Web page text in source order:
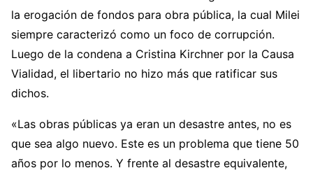
la erogación de fondos para obra pública, la cual Milei
siempre caracterizó como un foco de corrupción.
Luego de la condena a Cristina Kirchner por la Causa
Vialidad, el libertario no hizo más que ratificar sus
dichos.
«Las obras públicas ya eran un desastre antes, no es
que sea algo nuevo. Este es un problema que tiene 50
años por lo menos. Y frente al desastre equivalente,